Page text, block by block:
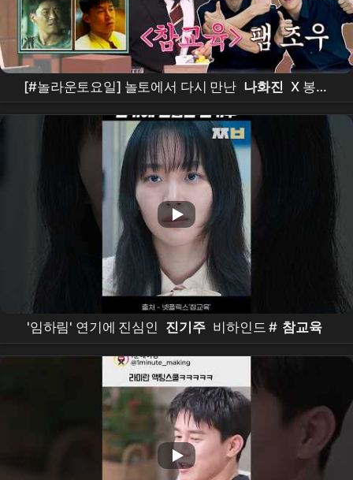
[#놀라운토요일] 놀토에서 다시 만난 나화진 X 봉근
대⁉️ 김무열 참교육 전과 후로 나뉘는 도플갱어 퀴즈
- 배우 편👀
'임하림' 연기에 진심인 진기주 비하인드 # 참교육